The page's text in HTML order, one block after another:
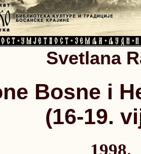
Svetlana
Bosne i
(16-19.